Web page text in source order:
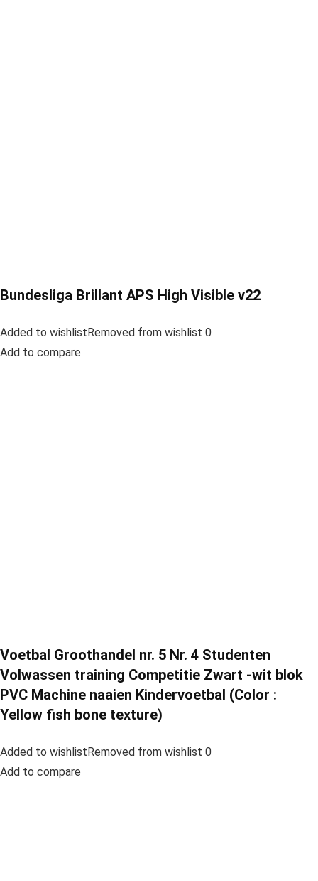
Bundesliga Brillant APS High Visible v22
Added to wishlistRemoved from wishlist 0
Add to compare
Voetbal Groothandel nr. 5 Nr. 4 Studenten
Volwassen training Competitie Zwart -wit blok
PVC Machine naaien Kindervoetbal (Color :
Yellow fish bone texture)
Added to wishlistRemoved from wishlist 0
Add to compare